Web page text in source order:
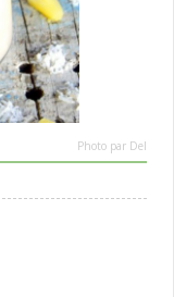
Photo par Del